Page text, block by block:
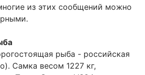
из этих сообщений можно
рыба - российская
Самка весом 1227 кг,